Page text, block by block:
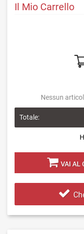
Il Mio Carrello
Nessun
Totale:
VAI AL